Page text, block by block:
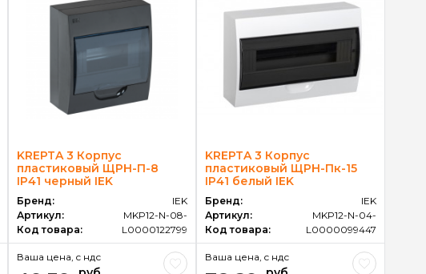
KREPTA 3 Корпус
пластиковый ЩРН-П-8
IP41 черный IEK
Бренд:
IEK
Артикул:
MKP12-N-08-
Код товара:
L0000122799
Ваша цена, c ндс
KREPTA 3 Корпус
пластиковый ЩРН-Пк-15
IP41 белый IEK
Бренд:
IEK
Артикул:
MKP12-N-04-
Код товара:
L0000099447
Ваша цена, c ндс